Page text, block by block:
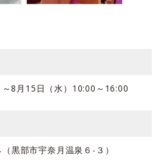
8月15日（水）10:00～16:00
黒部市宇奈月温泉６-３）